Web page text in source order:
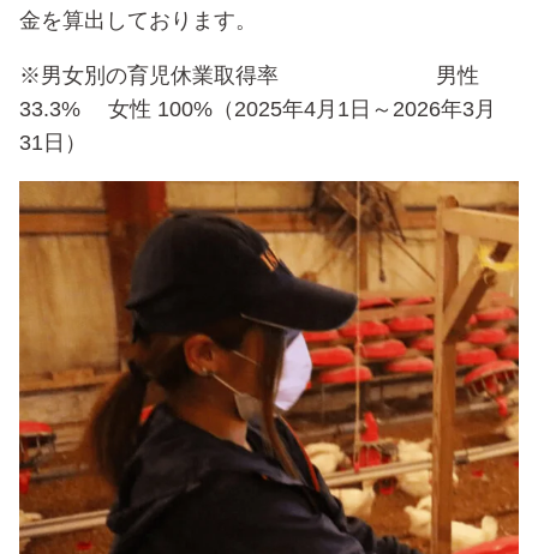
金を算出しております。
※男女別の育児休業取得率 男性
33.3% 女性 100%（2025年4月1日～2026年3月
31日）